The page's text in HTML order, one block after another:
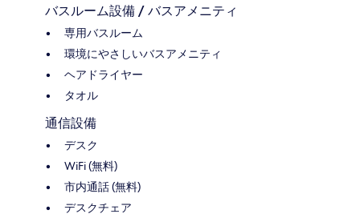
バスルーム設備 / バスアメニティ
専用バスルーム
環境にやさしいバスアメニティ
ヘアドライヤー
タオル
通信設備
デスク
WiFi (無料)
市内通話 (無料)
デスクチェア